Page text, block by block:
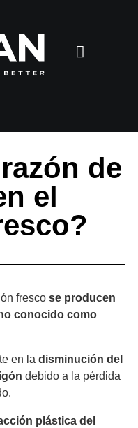
de
el
fresco se producen
conocido como
en la disminución del
debido a la pérdida
plástica del